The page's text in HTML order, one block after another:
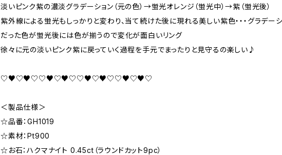
淡いピンク紫の濃淡グラデーション（元の色）→蛍光オレンジ（蛍光中）→紫（蛍光後）
紫外線による蛍光もしっかりと変わり、当て続けた後に現れる美しい紫色・・・グラデー
だった色が蛍光後には色が揃うので変化が面白いリング
徐々に元の淡いピンク紫に戻っていく過程を手元でまったりと見守るの楽しい♪
♡♥♡♥♡♡♥♡♥♡♡♥♡♥♡♡♥♡♥♡
＜製品仕様＞
☆品番：GH1019
☆素材：Pt900
☆お石：ハクマナイト 0.45ct（ラウンドカット9pc）